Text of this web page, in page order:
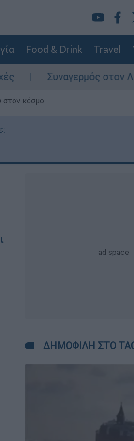
Food & Drink Travel
στον Λυκαβηττό:
στον κόσμο
ΔΗΜΟΦΙΛΗ ΣΤΟ